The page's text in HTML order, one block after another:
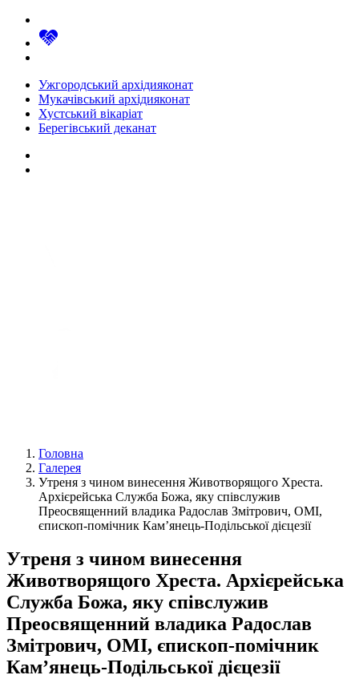
Ужгородський архідияконат
Мукачівський архідияконат
Хустський вікаріат
Берегівський деканат
Головна
Галерея
Утреня з чином винесення Животворящого Хреста.
Архієрейська Служба Божа, яку співслужив
Преосвященний владика Радослав Змітрович, OMI,
єпископ-помічник Кам’янець-Подільської дієцезії
Утреня з чином винесення
Животворящого Хреста. Архієрейська
Служба Божа, яку співслужив
Преосвященний владика Радослав
Змітрович, OMI, єпископ-помічник
Кам’янець-Подільської дієцезії